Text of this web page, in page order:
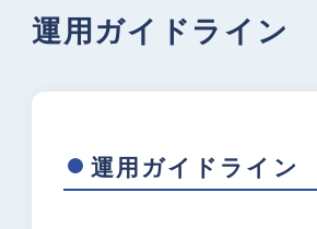
通報結果を見る
ホットラインセンター
運用ガイドライン
運用ガイドライン